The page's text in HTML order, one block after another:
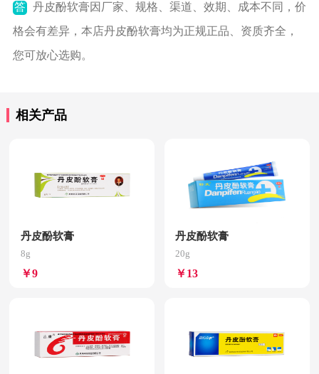
答 丹皮酚软膏因厂家、规格、渠道、效期、成本不同，价
格会有差异，本店丹皮酚软膏均为正规正品、资质齐全，
您可放心选购。
相关产品
丹皮酚软膏
8g
￥9
丹皮酚软膏
20g
￥13